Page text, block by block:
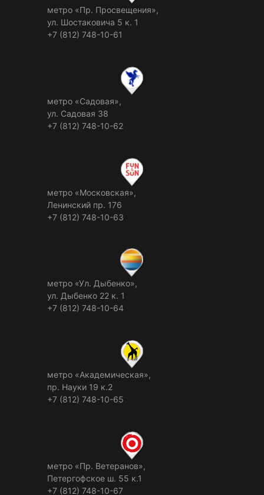
метро «Пр. Просвещения»,
ул. Шостаковича 5 к. 1
+7 (812) 748-10-61
метро «Садовая»,
ул. Садовая 38
+7 (812) 748-10-62
метро «Московская»,
Ленинский пр. 176
+7 (812) 748-10-63
метро «Ул. Дыбенко»,
ул. Дыбенко 22 к. 1
+7 (812) 748-10-64
метро «Академическая»,
пр. Науки 19 к.2
+7 (812) 748-10-65
метро «Пр. Ветеранов»,
Петергофское ш. 55 к.1
+7 (812) 748-10-67